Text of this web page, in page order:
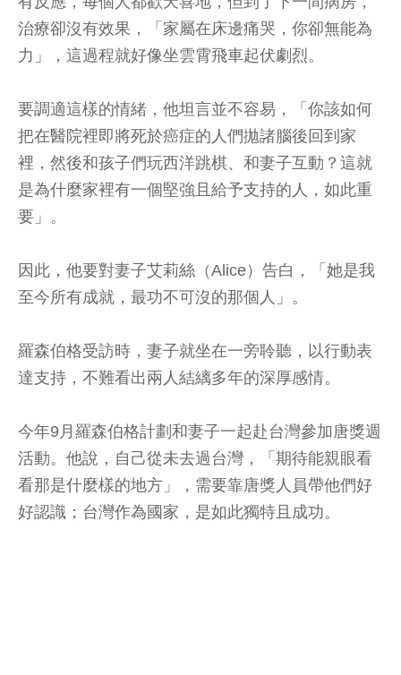
治療卻沒有效果，「家屬在床邊痛哭，你卻無能為
力」，這過程就好像坐雲霄飛車起伏劇烈。
要調適這樣的情緒，他坦言並不容易，「你該如何
把在醫院裡即將死於癌症的人們拋諸腦後回到家
裡，然後和孩子們玩西洋跳棋、和妻子互動？這就
是為什麼家裡有一個堅強且給予支持的人，如此重
要」。
因此，他要對妻子艾莉絲（Alice）告白，「她是我
至今所有成就，最功不可沒的那個人」。
羅森伯格受訪時，妻子就坐在一旁聆聽，以行動表
達支持，不難看出兩人結縭多年的深厚感情。
今年9月羅森伯格計劃和妻子一起赴台灣參加唐獎週
活動。他說，自己從未去過台灣，「期待能親眼看
看那是什麼樣的地方」，需要靠唐獎人員帶他們好
好認識；台灣作為國家，是如此獨特且成功。